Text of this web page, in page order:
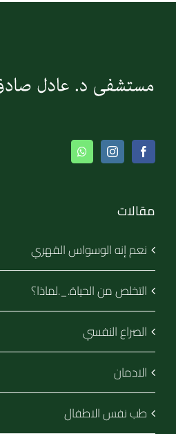
مقالات
نعم إنه الوسواس القهري
التخلص من الحياة._.لماذا؟
الصراع النفسي
الادمان
طب نفس الاطفال